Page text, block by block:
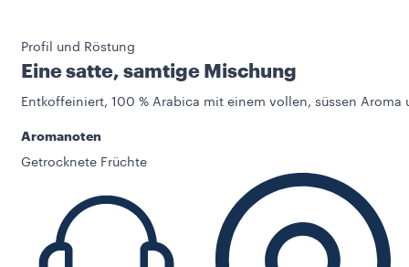
Profil und Röstung
Eine satte, samtige Mischung
Entkoffeiniert, 100 % Arabica mit einem vollen, süssen
Aromanoten
Getrocknete Früchte